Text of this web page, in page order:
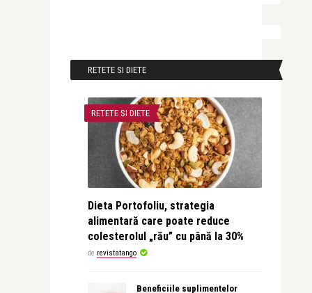
RETETE SI DIETE
RETETE SI DIETE
Dieta Portofoliu, strategia
alimentară care poate reduce
colesterolul „rău” cu până la 30%
de revistatango
Beneficiile suplimentelor